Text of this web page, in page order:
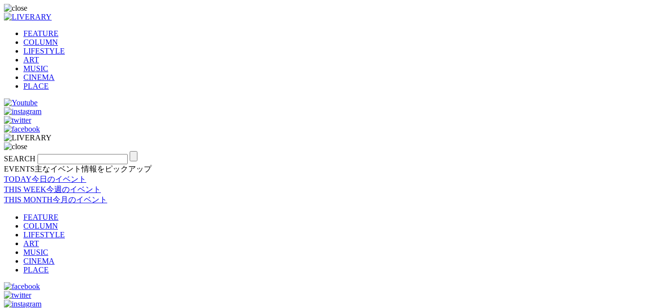
FEATURE
COLUMN
LIFESTYLE
ART
MUSIC
CINEMA
PLACE
SEARCH
EVENTS主なイベント情報をピックアップ
TODAY今日のイベント
THIS WEEK今週のイベント
THIS MONTH今月のイベント
FEATURE
COLUMN
LIFESTYLE
ART
MUSIC
CINEMA
PLACE